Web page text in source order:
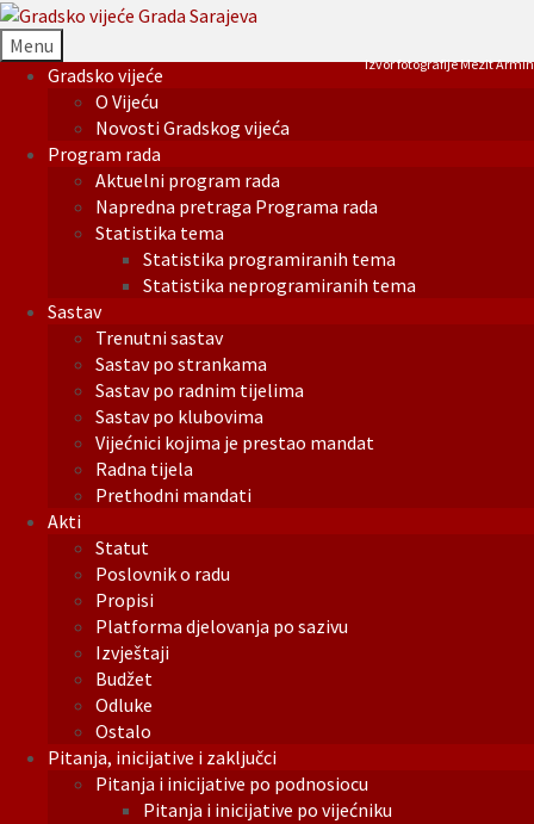
Menu
Gradsko vijeće
O Vijeću
Novosti Gradskog vijeća
Program rada
Aktuelni program rada
Napredna pretraga Programa rada
Statistika tema
Statistika programiranih tema
Statistika neprogramiranih tema
Sastav
Trenutni sastav
Sastav po strankama
Sastav po radnim tijelima
Sastav po klubovima
Vijećnici kojima je prestao mandat
Radna tijela
Prethodni mandati
Akti
Statut
Poslovnik o radu
Propisi
Platforma djelovanja po sazivu
Izvještaji
Budžet
Odluke
Ostalo
Pitanja, inicijative i zaključci
Pitanja i inicijative po podnosiocu
Pitanja i inicijative po vijećniku
Izvor fotografije Mezit Armin